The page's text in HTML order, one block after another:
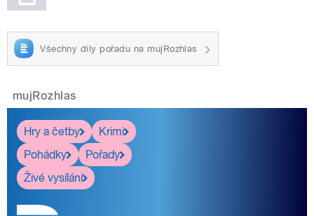
Všechny díly pořadu na mujRozhlas
mujRozhlas
Hry a četby
Krimi
Pohádky
Pořady
Živé vysílání